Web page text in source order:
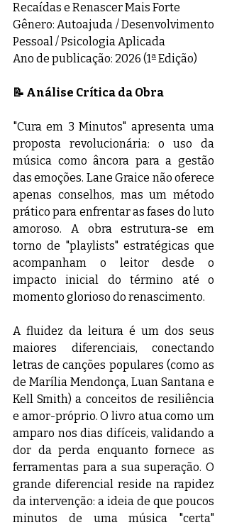
Recaídas e Renascer Mais Forte
Gênero: Autoajuda / Desenvolvimento
Pessoal / Psicologia Aplicada
Ano de publicação: 2026 (1ª Edição)
📝 Análise Crítica da Obra
"Cura em 3 Minutos" apresenta uma
proposta revolucionária: o uso da
música como âncora para a gestão
das emoções. Lane Graice não oferece
apenas conselhos, mas um método
prático para enfrentar as fases do luto
amoroso. A obra estrutura-se em
torno de "playlists" estratégicas que
acompanham o leitor desde o
impacto inicial do término até o
momento glorioso do renascimento.
A fluidez da leitura é um dos seus
maiores diferenciais, conectando
letras de canções populares (como as
de Marília Mendonça, Luan Santana e
Kell Smith) a conceitos de resiliência
e amor-próprio. O livro atua como um
amparo nos dias difíceis, validando a
dor da perda enquanto fornece as
ferramentas para a sua superação. O
grande diferencial reside na rapidez
da intervenção: a ideia de que poucos
minutos de uma música "certa"